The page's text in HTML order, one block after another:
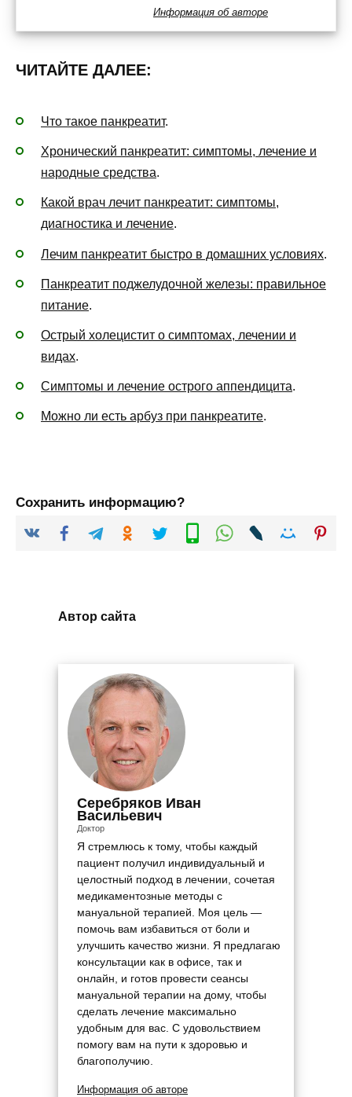
Информация об авторе
ЧИТАЙТЕ ДАЛЕЕ:
Что такое панкреатит.
Хронический панкреатит: симптомы, лечение и
народные средства.
Какой врач лечит панкреатит: симптомы,
диагностика и лечение.
Лечим панкреатит быстро в домашних условиях.
Панкреатит поджелудочной железы: правильное
питание.
Острый холецистит о симптомах, лечении и
видах.
Симптомы и лечение острого аппендицита.
Можно ли есть арбуз при панкреатите.
Сохранить информацию?
Автор сайта
Серебряков Иван
Васильевич
Доктор
Я стремлюсь к тому, чтобы каждый
пациент получил индивидуальный и
целостный подход в лечении, сочетая
медикаментозные методы с
мануальной терапией. Моя цель —
помочь вам избавиться от боли и
улучшить качество жизни. Я предлагаю
консультации как в офисе, так и
онлайн, и готов провести сеансы
мануальной терапии на дому, чтобы
сделать лечение максимально
удобным для вас. С удовольствием
помогу вам на пути к здоровью и
благополучию.
Информация об авторе